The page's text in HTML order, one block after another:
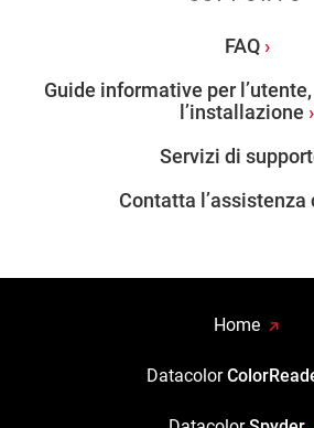
FAQ
Guide informative per
l’installazione
Servizi di
Contatta l’assistenza
Home
Datacolor